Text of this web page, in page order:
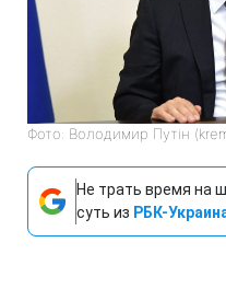
Фото: Володимир Путін
Не трать время на
суть из РБК-